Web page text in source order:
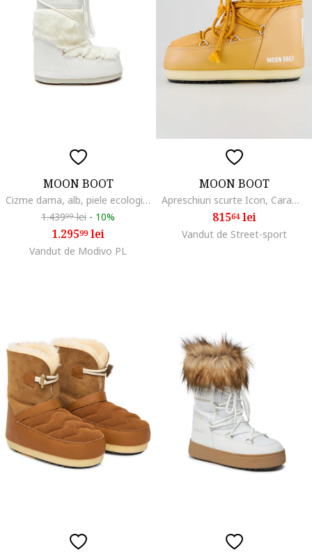
MOON BOOT
Cizme dama, alb, piele ecologica, Alb
1.43999lei - 10%
1.29599lei
Vandut de Modivo PL
MOON BOOT
Apreschiuri scurte Icon, Caramel
81564lei
Vandut de Street-sport